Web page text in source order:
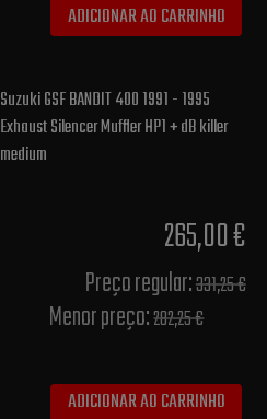
ADICIONAR AO CARRINHO
Suzuki GSF BANDIT 400 1991 - 1995
Exhaust Silencer Muffler HP1 + dB killer
medium
265,00 €
Preço regular:331,25 €
Menor preço:282,25 €
ADICIONAR AO CARRINHO